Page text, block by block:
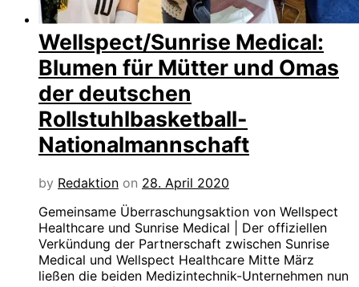
Wellspect/Sunrise Medical:
Blumen für Mütter und Omas
der deutschen
Rollstuhlbasketball-
Nationalmannschaft
by Redaktion on 28. April 2020
Gemeinsame Überraschungsaktion von Wellspect
Healthcare und Sunrise Medical | Der offiziellen
Verkündung der Partnerschaft zwischen Sunrise
Medical und Wellspect Healthcare Mitte März
ließen die beiden Medizintechnik-Unternehmen nun